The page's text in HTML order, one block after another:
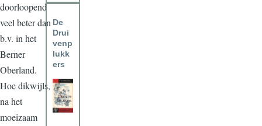
doorloopend
veel beter dan
b.v. in het
Berner
Oberland.
Hoe dikwijls,
na het
moeizaam
De
Drui
venp
lukk
ers